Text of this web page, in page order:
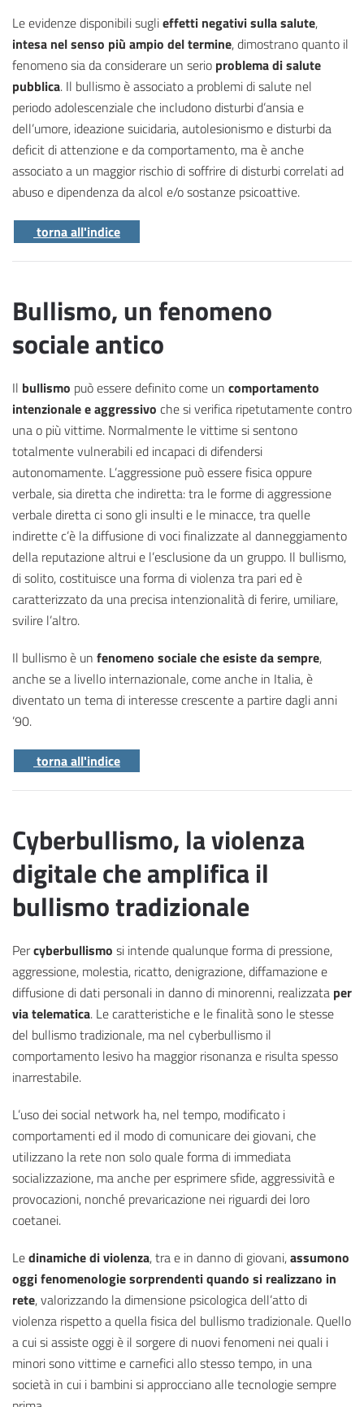
Le evidenze disponibili suglieffetti negativi sulla salute,
intesa nel senso più ampio del termine, dimostrano quanto il
fenomeno sia da considerare un serio problema di salute
pubblica. Il bullismo è associato a problemi di salute nel
periodo adolescenziale che includono disturbi d’ansia e
dell’umore, ideazione suicidaria, autolesionismo e disturbi da
deficit di attenzione e da comportamento, ma è anche
associato a un maggior rischio di soffrire di disturbi correlati ad
abuso e dipendenza da alcol e/o sostanze psicoattive.
torna all'indice
Bullismo, un fenomeno
sociale antico
Il bullismo può essere definito come un comportamento
intenzionale e aggressivo che si verifica ripetutamente contro
una o più vittime. Normalmente le vittime si sentono
totalmente vulnerabili ed incapaci di difendersi
autonomamente. L’aggressione può essere fisica oppure
verbale, sia diretta che indiretta: tra le forme di aggressione
verbale diretta ci sono gli insulti e le minacce, tra quelle
indirette c’è la diffusione di voci finalizzate al danneggiamento
della reputazione altrui e l’esclusione da un gruppo. Il bullismo,
di solito, costituisce una forma di violenza tra pari ed è
caratterizzato da una precisa intenzionalità di ferire, umiliare,
svilire l’altro.
Il bullismo è un fenomeno sociale che esiste da sempre,
anche se a livello internazionale, come anche in Italia, è
diventato un tema di interesse crescente a partire dagli anni
’90.
torna all'indice
Cyberbullismo, la violenza
digitale che amplifica il
bullismo tradizionale
Percyberbullismo si intende qualunque forma di pressione,
aggressione, molestia, ricatto, denigrazione, diffamazione e
diffusione di dati personali in danno di minorenni, realizzata per
via telematica. Le caratteristiche e le finalità sono le stesse
del bullismo tradizionale, ma nel cyberbullismo il
comportamento lesivo ha maggior risonanza e risulta spesso
inarrestabile.
L’uso dei social network ha, nel tempo, modificato i
comportamenti ed il modo di comunicare dei giovani, che
utilizzano la rete non solo quale forma di immediata
socializzazione, ma anche per esprimere sfide, aggressività e
provocazioni, nonché prevaricazione nei riguardi dei loro
coetanei.
Ledinamiche di violenza, tra e in danno di giovani,assumono
oggi fenomenologie sorprendentiquando si realizzano in
rete, valorizzando la dimensione psicologica dell’atto di
violenza rispetto a quella fisica del bullismo tradizionale. Quello
a cui si assiste oggi è il sorgere di nuovi fenomeni nei quali i
minori sono vittime e carnefici allo stesso tempo, in una
società in cui i bambini si approcciano alle tecnologie sempre